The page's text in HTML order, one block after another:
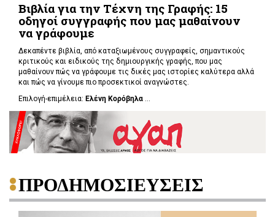
Βιβλία για την Τέχνη της Γραφής: 15
οδηγοί συγγραφής που μας μαθαίνουν
να γράφουμε
Δεκαπέντε βιβλία, από καταξιωμένους συγγραφείς, σημαντικούς
κριτικούς και ειδικούς της δημιουργικής γραφής, που μας
μαθαίνουν πώς να γράφουμε τις δικές μας ιστορίες καλύτερα αλλά
και πώς να γίνουμε πιο προσεκτικοί αναγνώστες.
Επιλογή-επιμέλεια: Ελένη Κορόβηλα ...
ΠΡΟΔΗΜΟΣΙΕΥΣΕΙΣ